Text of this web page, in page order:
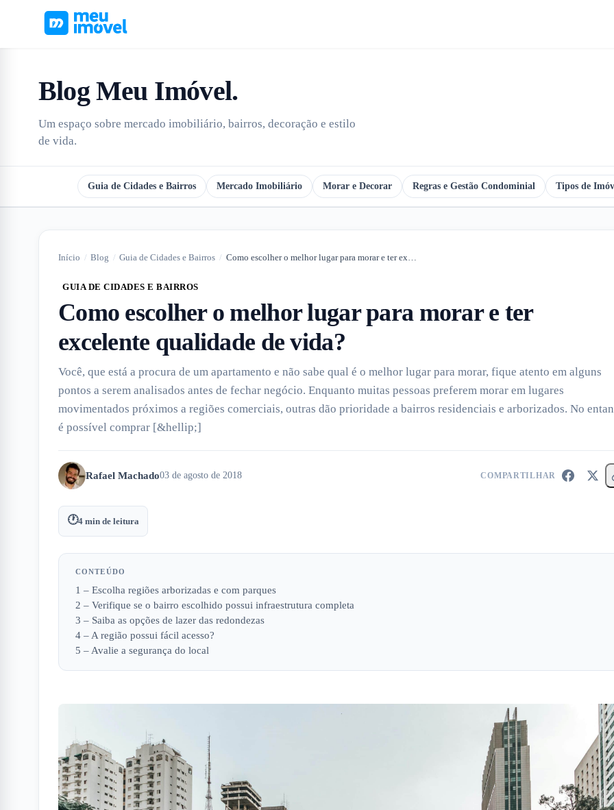
Blog Meu Imóvel.
Um espaço sobre mercado imobiliário, bairros, decoração e estilo
de vida.
Guia de Cidades e Bairros Mercado Imobiliário Morar e Decorar Regras e Gestão Condominial Tipos de
Início / Blog / Guia de Cidades e Bairros / Como escolher o melhor lugar para morar e ter excelente qualidade de vida?
GUIA DE CIDADES E BAIRROS
Como escolher o melhor lugar para morar e ter
excelente qualidade de vida?
Você, que está a procura de um apartamento e não sabe qual é o melhor lugar para morar, fique atento em alguns
pontos a serem analisados antes de fechar negócio. Enquanto muitas pessoas preferem morar em lugares
movimentados próximos a regiões comerciais, outras dão prioridade a bairros residenciais e arborizados. No
é possível comprar [&hellip;]
Rafael Machado03 de agosto de 2018 COMPARTILHAR
🕐4 min de leitura
CONTEÚDO
1 – Escolha regiões arborizadas e com parques
2 – Verifique se o bairro escolhido possui infraestrutura completa
3 – Saiba as opções de lazer das redondezas
4 – A região possui fácil acesso?
5 – Avalie a segurança do local